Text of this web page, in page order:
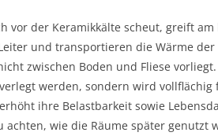
vor der Keramikkälte scheut, greift
und transportieren die Wärme
zwischen Boden und Fliese
werden, sondern wird
ihre Belastbarkeit sowie
achten, wie die Räume später genutzt